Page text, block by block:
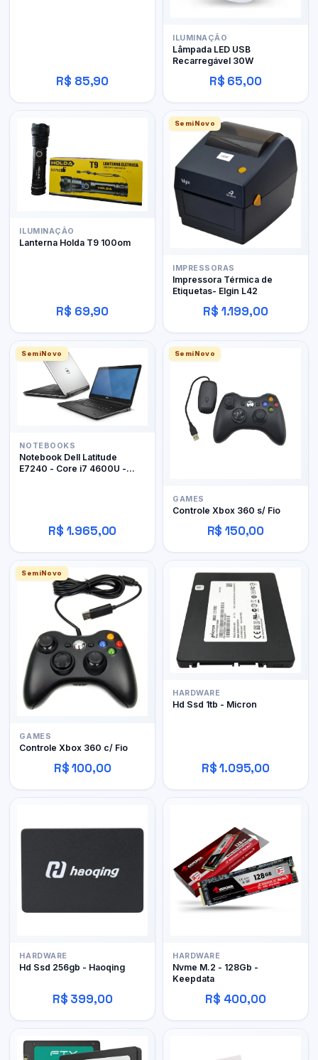
R$ 85,90
ILUMINAÇÃO
Lâmpada LED USB
Recarregável 30W
R$ 65,00
ILUMINAÇÃO
Lanterna Holda T9 100om
R$ 69,90
SemiNovo
IMPRESSORAS
Impressora Térmica de
Etiquetas- Elgin L42
R$ 1.199,00
SemiNovo
NOTEBOOKS
Notebook Dell Latitude
E7240 - Core i7 4600U -
R$ 1.965,00
SemiNovo
GAMES
Controle Xbox 360 s/ Fio
R$ 150,00
SemiNovo
GAMES
Controle Xbox 360 c/ Fio
R$ 100,00
HARDWARE
Hd Ssd 1tb - Micron
R$ 1.095,00
HARDWARE
Hd Ssd 256gb - Haoqing
R$ 399,00
HARDWARE
Nvme M.2 - 128Gb -
Keepdata
R$ 400,00